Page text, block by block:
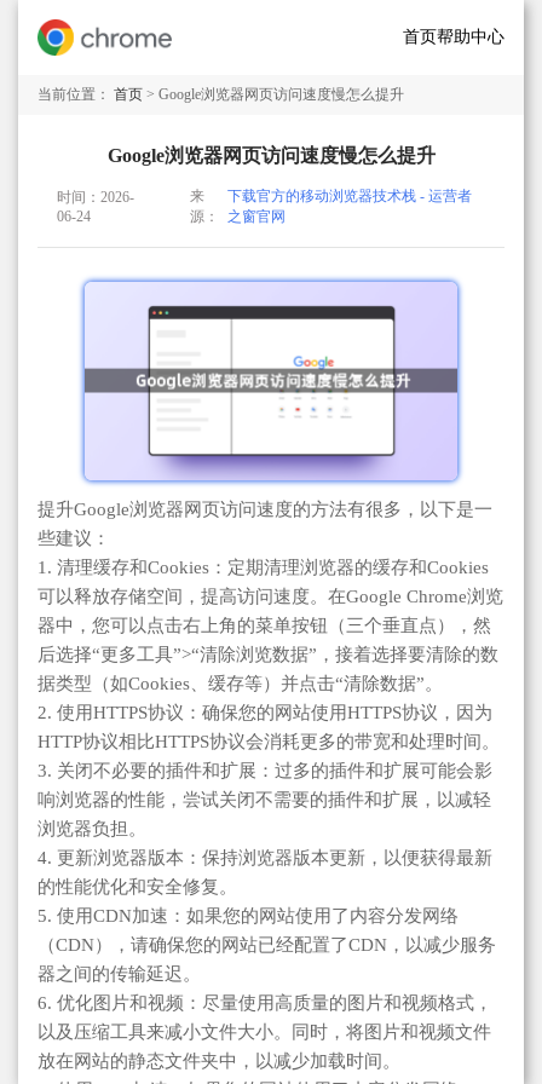
首页帮助中心
当前位置： 首页 > Google浏览器网页访问速度慢怎么提升
Google浏览器网页访问速度慢怎么提升
时间：2026-
06-24
来
源：
下载官方的移动浏览器技术栈 - 运营者
之窗官网
提升Google浏览器网页访问速度的方法有很多，以下是一
些建议：
1. 清理缓存和Cookies：定期清理浏览器的缓存和Cookies
可以释放存储空间，提高访问速度。在Google Chrome浏览
器中，您可以点击右上角的菜单按钮（三个垂直点），然
后选择“更多工具”>“清除浏览数据”，接着选择要清除的数
据类型（如Cookies、缓存等）并点击“清除数据”。
2. 使用HTTPS协议：确保您的网站使用HTTPS协议，因为
HTTP协议相比HTTPS协议会消耗更多的带宽和处理时间。
3. 关闭不必要的插件和扩展：过多的插件和扩展可能会影
响浏览器的性能，尝试关闭不需要的插件和扩展，以减轻
浏览器负担。
4. 更新浏览器版本：保持浏览器版本更新，以便获得最新
的性能优化和安全修复。
5. 使用CDN加速：如果您的网站使用了内容分发网络
（CDN），请确保您的网站已经配置了CDN，以减少服务
器之间的传输延迟。
6. 优化图片和视频：尽量使用高质量的图片和视频格式，
以及压缩工具来减小文件大小。同时，将图片和视频文件
放在网站的静态文件夹中，以减少加载时间。